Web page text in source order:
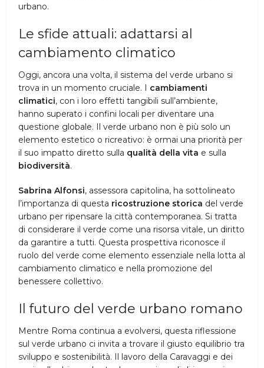
urbano.
Le sfide attuali: adattarsi al
cambiamento climatico
Oggi, ancora una volta, il sistema del verde urbano si
trova in un momento cruciale. I cambiamenti
climatici, con i loro effetti tangibili sull’ambiente,
hanno superato i confini locali per diventare una
questione globale. Il verde urbano non è più solo un
elemento estetico o ricreativo: è ormai una priorità per
il suo impatto diretto sulla qualità della vita e sulla
biodiversità.
Sabrina Alfonsi, assessora capitolina, ha sottolineato
l’importanza di questa ricostruzione storica del verde
urbano per ripensare la città contemporanea. Si tratta
di considerare il verde come una risorsa vitale, un diritto
da garantire a tutti. Questa prospettiva riconosce il
ruolo del verde come elemento essenziale nella lotta al
cambiamento climatico e nella promozione del
benessere collettivo.
Il futuro del verde urbano romano
Mentre Roma continua a evolversi, questa riflessione
sul verde urbano ci invita a trovare il giusto equilibrio tra
sviluppo e sostenibilità. Il lavoro della Caravaggi e dei